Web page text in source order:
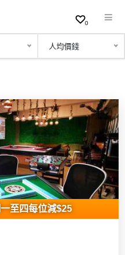
0
人均價錢
至四每位減$25